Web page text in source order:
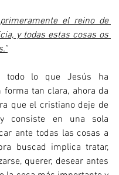
el reino de
y todas estas cosas os
todo lo que Jesús ha
forma tan clara, ahora da
que el cristiano deje de
y consiste en una sola
ante todas las cosas a
buscad implica tratar,
querer, desear antes